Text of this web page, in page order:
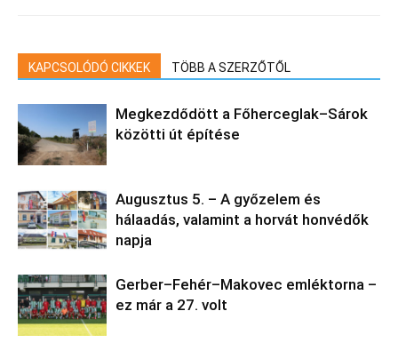
KAPCSOLÓDÓ CIKKEK TÖBB A SZERZŐTŐL
Megkezdődött a Főherceglak–Sárok
közötti út építése
Augusztus 5. – A győzelem és
hálaadás, valamint a horvát honvédők
napja
Gerber–Fehér–Makovec emléktorna –
ez már a 27. volt